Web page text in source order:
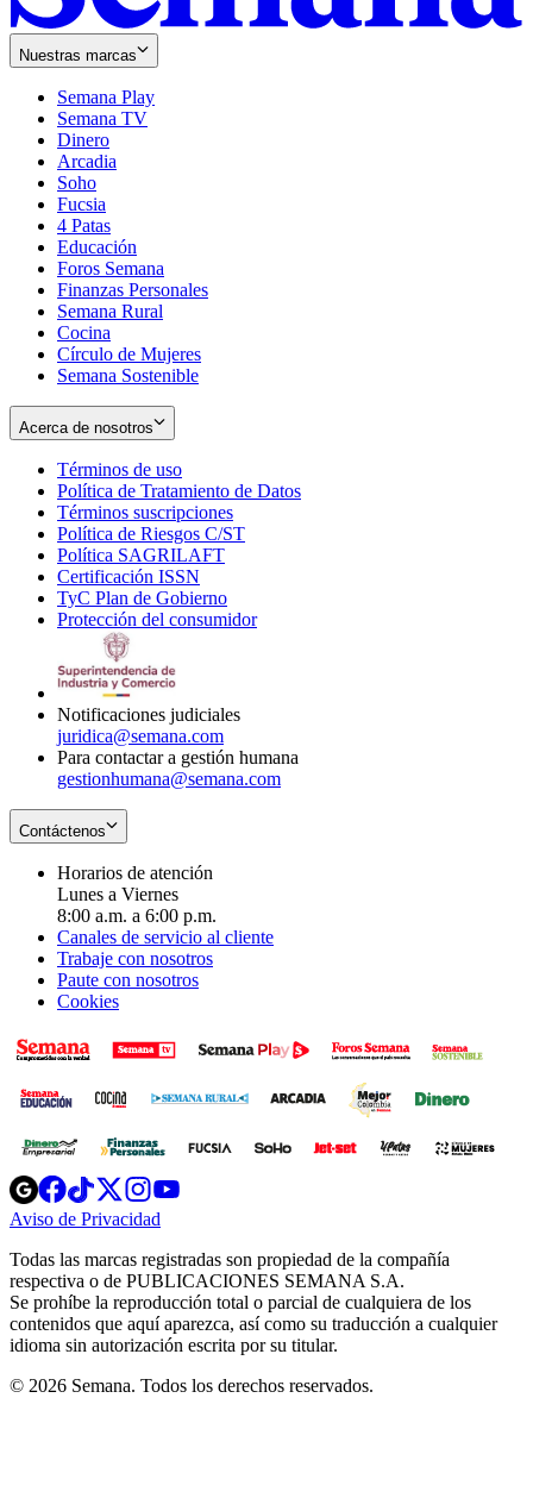
Nuestras marcas
Semana Play
Semana TV
Dinero
Arcadia
Soho
in
new
window
Fucsia
in
new
window
4 Patas
Educación
Foros Semana
Finanzas Personales
Semana Rural
Cocina
Círculo de Mujeres
Semana Sostenible
Acerca de nosotros
Términos de uso
in
new
window
Política de Tratamiento de Datos
Términos suscripciones
in
Política de Riesgos C/ST
Política SAGRILAFT
new
window
Certificación ISSN
in
new
TyC Plan de Gobierno
in
Protección del consumidorOpens
Notificaciones judiciales
juridica@semana.com
Para contactar a gestión humana
gestionhumana@semana.com
Contáctenos
Horarios de atención
Lunes a Viernes
8:00 a.m. a 6:00 p.m.
Canales de servicio al cliente
Trabaje con nosotros
Paute con nosotros
Cookies
Opens
in
new
Opens
in
new
Opens
in
new
window
Opens
new
windowwindow
Aviso de Privacidad
new
window
Todas las marcas registradas son propiedad de la compañía
respectiva o de PUBLICACIONES SEMANA S.A.
Se prohíbe la reproducción total o parcial de cualquiera de los
contenidos que aquí aparezca, así como su traducción a cualquier
idioma sin autorización escrita por su titular.
© 2026 Semana. Todos los derechos reservados.